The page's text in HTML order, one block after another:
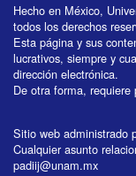
Hecho en México,
todos los derechos
Esta página y sus
lucrativos, siempre y
dirección electrónica.
De otra forma,
Sitio web administrado
Cualquier asunto
padiij@unam.mx